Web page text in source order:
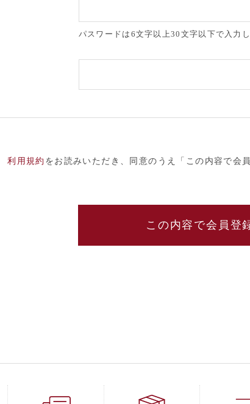
パスワードは6文字以上30文字以下で入力し
利用規約 をお読みいただき、同意のうえ「この内容で会